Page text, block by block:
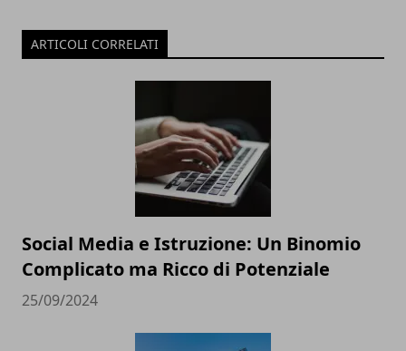
ARTICOLI CORRELATI
Social Media e Istruzione: Un Binomio
Complicato ma Ricco di Potenziale
25/09/2024